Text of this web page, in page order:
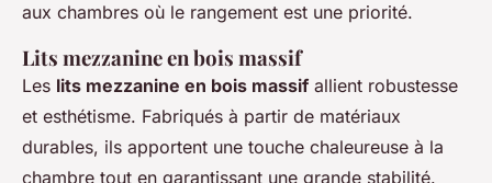
aux chambres où le rangement est une priorité.
Lits mezzanine en bois massif
Les lits mezzanine en bois massif allient robustesse
et esthétisme. Fabriqués à partir de matériaux
durables, ils apportent une touche chaleureuse à la
chambre tout en garantissant une grande stabilité.